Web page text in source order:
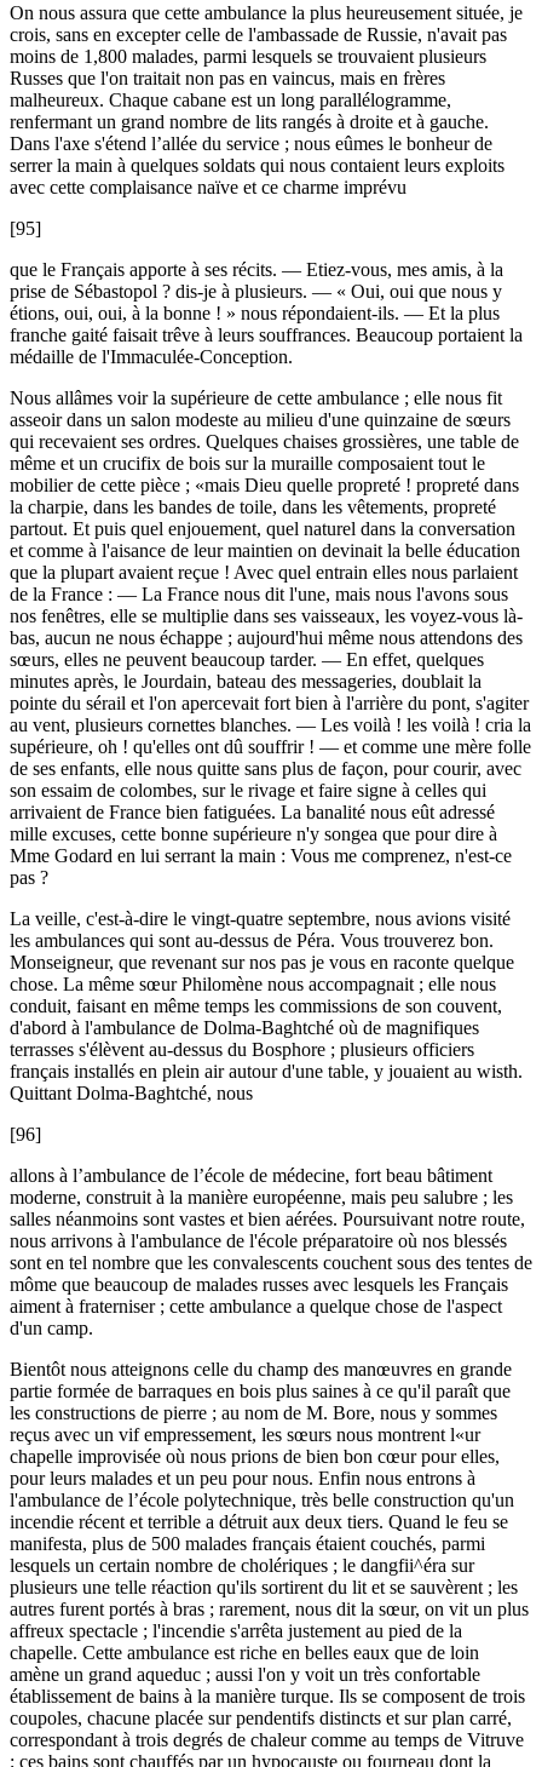
On nous assura que cette ambulance la plus heureusement située, je
crois, sans en excepter celle de l'ambassade de Russie, n'avait pas
moins de 1,800 malades, parmi lesquels se trouvaient plusieurs
Russes que l'on traitait non pas en vaincus, mais en frères
malheureux. Chaque cabane est un long parallélogramme,
renfermant un grand nombre de lits rangés à droite et à gauche.
Dans l'axe s'étend l’allée du service ; nous eûmes le bonheur de
serrer la main à quelques soldats qui nous contaient leurs exploits
avec cette complaisance naïve et ce charme imprévu
[95]
que le Français apporte à ses récits. — Etiez-vous, mes amis, à la
prise de Sébastopol ? dis-je à plusieurs. — « Oui, oui que nous y
étions, oui, oui, à la bonne ! » nous répondaient-ils. — Et la plus
franche gaité faisait trêve à leurs souffrances. Beaucoup portaient la
médaille de l'Immaculée-Conception.
Nous allâmes voir la supérieure de cette ambulance ; elle nous fit
asseoir dans un salon modeste au milieu d'une quinzaine de sœurs
qui recevaient ses ordres. Quelques chaises grossières, une table de
même et un crucifix de bois sur la muraille composaient tout le
mobilier de cette pièce ; «mais Dieu quelle propreté ! propreté dans
la charpie, dans les bandes de toile, dans les vêtements, propreté
partout. Et puis quel enjouement, quel naturel dans la conversation
et comme à l'aisance de leur maintien on devinait la belle éducation
que la plupart avaient reçue ! Avec quel entrain elles nous parlaient
de la France : — La France nous dit l'une, mais nous l'avons sous
nos fenêtres, elle se multiplie dans ses vaisseaux, les voyez-vous là-
bas, aucun ne nous échappe ; aujourd'hui même nous attendons des
sœurs, elles ne peuvent beaucoup tarder. — En effet, quelques
minutes après, le Jourdain, bateau des messageries, doublait la
pointe du sérail et l'on apercevait fort bien à l'arrière du pont, s'agiter
au vent, plusieurs cornettes blanches. — Les voilà ! les voilà ! cria la
supérieure, oh ! qu'elles ont dû souffrir ! — et comme une mère folle
de ses enfants, elle nous quitte sans plus de façon, pour courir, avec
son essaim de colombes, sur le rivage et faire signe à celles qui
arrivaient de France bien fatiguées. La banalité nous eût adressé
mille excuses, cette bonne supérieure n'y songea que pour dire à
Mme Godard en lui serrant la main : Vous me comprenez, n'est-ce
pas ?
La veille, c'est-à-dire le vingt-quatre septembre, nous avions visité
les ambulances qui sont au-dessus de Péra. Vous trouverez bon.
Monseigneur, que revenant sur nos pas je vous en raconte quelque
chose. La même sœur Philomène nous accompagnait ; elle nous
conduit, faisant en même temps les commissions de son couvent,
d'abord à l'ambulance de Dolma-Baghtché où de magnifiques
terrasses s'élèvent au-dessus du Bosphore ; plusieurs officiers
français installés en plein air autour d'une table, y jouaient au wisth.
Quittant Dolma-Baghtché, nous
[96]
allons à l’ambulance de l’école de médecine, fort beau bâtiment
moderne, construit à la manière européenne, mais peu salubre ; les
salles néanmoins sont vastes et bien aérées. Poursuivant notre route,
nous arrivons à l'ambulance de l'école préparatoire où nos blessés
sont en tel nombre que les convalescents couchent sous des tentes de
môme que beaucoup de malades russes avec lesquels les Français
aiment à fraterniser ; cette ambulance a quelque chose de l'aspect
d'un camp.
Bientôt nous atteignons celle du champ des manœuvres en grande
partie formée de barraques en bois plus saines à ce qu'il paraît que
les constructions de pierre ; au nom de M. Bore, nous y sommes
reçus avec un vif empressement, les sœurs nous montrent l«ur
chapelle improvisée où nous prions de bien bon cœur pour elles,
pour leurs malades et un peu pour nous. Enfin nous entrons à
l'ambulance de l’école polytechnique, très belle construction qu'un
incendie récent et terrible a détruit aux deux tiers. Quand le feu se
manifesta, plus de 500 malades français étaient couchés, parmi
lesquels un certain nombre de cholériques ; le dangfii^éra sur
plusieurs une telle réaction qu'ils sortirent du lit et se sauvèrent ; les
autres furent portés à bras ; rarement, nous dit la sœur, on vit un plus
affreux spectacle ; l'incendie s'arrêta justement au pied de la
chapelle. Cette ambulance est riche en belles eaux que de loin
amène un grand aqueduc ; aussi l'on y voit un très confortable
établissement de bains à la manière turque. Ils se composent de trois
coupoles, chacune placée sur pendentifs distincts et sur plan carré,
correspondant à trois degrés de chaleur comme au temps de Vitruve
; ces bains sont chauffés par un hypocauste ou fourneau dont la